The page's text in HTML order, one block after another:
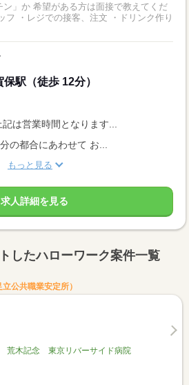
ン」か 希望がある方は面接で教えてくだ
駅（徒歩 12分）
は営業時間となります...
の都合にあわせて お...
もっと見る
求人詳細を見る
したハローワーク案件一覧
公共職業安定所）
木記念 東京リバーサイド病院